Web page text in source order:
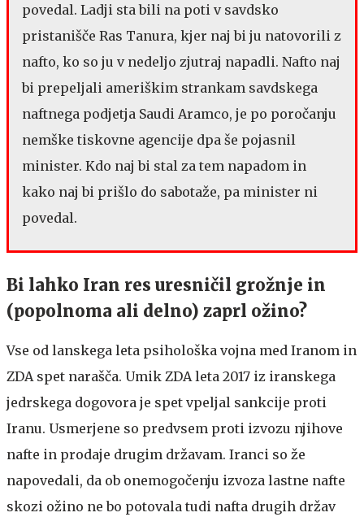
povedal. Ladji sta bili na poti v savdsko
pristanišče Ras Tanura, kjer naj bi ju natovorili z
nafto, ko so ju v nedeljo zjutraj napadli. Nafto naj
bi prepeljali ameriškim strankam savdskega
naftnega podjetja Saudi Aramco, je po poročanju
nemške tiskovne agencije dpa še pojasnil
minister. Kdo naj bi stal za tem napadom in
kako naj bi prišlo do sabotaže, pa minister ni
povedal.
Bi lahko Iran res uresničil grožnje in
(popolnoma ali delno) zaprl ožino?
Vse od lanskega leta psihološka vojna med Iranom in
ZDA spet narašča. Umik ZDA leta 2017 iz iranskega
jedrskega dogovora je spet vpeljal sankcije proti
Iranu. Usmerjene so predvsem proti izvozu njihove
nafte in prodaje drugim državam. Iranci so že
napovedali, da ob onemogočenju izvoza lastne nafte
skozi ožino ne bo potovala tudi nafta drugih držav